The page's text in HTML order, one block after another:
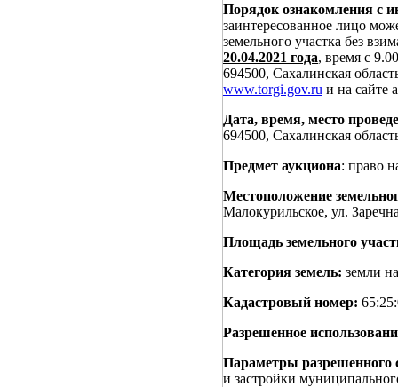
Порядок ознакомления с
заинтересованное лицо
земельного участка без
20.04.2021 года, время с
694500, Сахалинская
www.torgi.gov.ru и на
Дата, время, место
694500, Сахалинская
Предмет аукциона: право
Местоположение
Малокурильское, ул.
Площадь земельного
Категория земель: земли
Кадастровый номер:
Разрешенное
Параметры разрешенного
и застройки